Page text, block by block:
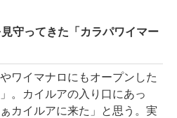
守ってきた「カラパワイマー
ワイマナロにもオープンした
。カイルアの入り口にあっ
カイルアに来た」と思う。実